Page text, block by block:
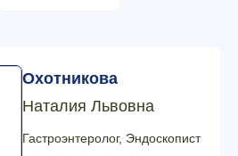
Охотникова
Наталия Львовна
Гастроэнтеролог, Эндоскопист